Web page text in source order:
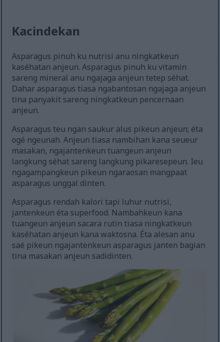
Kacindekan
Asparagus pinuh ku nutrisi anu ningkatkeun
kaséhatan anjeun. Asparagus pinuh ku vitamin
sareng mineral anu ngajaga anjeun tetep séhat.
Dahar asparagus tiasa ngabantosan ngajaga anjeun
tina panyakit sareng ningkatkeun pencernaan
anjeun.
Asparagus teu ngan saukur alus pikeun anjeun; éta
ogé ngeunah. Anjeun tiasa nambihan kana seueur
masakan, ngajantenkeun tuangeun anjeun
langkung séhat sareng langkung pikaresepeun. Ieu
ngagampangkeun pikeun ngaraosan mangpaat
asparagus unggal dinten.
Asparagus rendah kalori tapi luhur nutrisi,
jantenkeun éta superfood. Nambahkeun kana
tuangeun anjeun sacara rutin tiasa ningkatkeun
kaséhatan anjeun kana waktosna. Éta alesan anu
saé pikeun ngajantenkeun asparagus janten bagian
tina masakan anjeun sadidinten.